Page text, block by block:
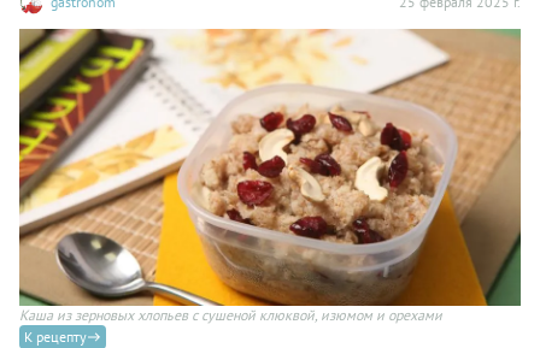
Каша из зерновых хлопьев с сушеной клюквой, изюмом и орехами
К рецепту